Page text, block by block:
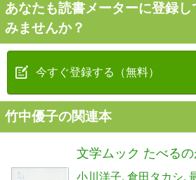
あなたも読書メーターに登録
みませんか？
今すぐ登録する（無料）
竹中優子の関連本
文学ムック たべる
小川洋子 倉田タカシ